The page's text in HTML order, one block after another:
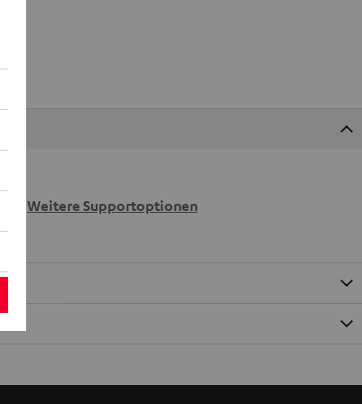
Weitere Supportoptionen